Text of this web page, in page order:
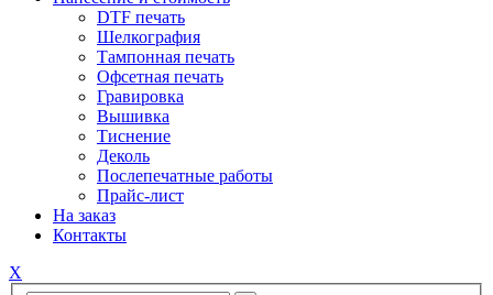
DTF печать
Шелкография
Тампонная печать
Офсетная печать
Гравировка
Вышивка
Тиснение
Деколь
Послепечатные работы
Прайс-лист
На заказ
Контакты
Х